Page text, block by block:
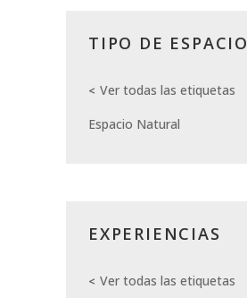
TIPO DE ESPACIO
Ver todas las etiquetas
Espacio Natural
EXPERIENCIAS
Ver todas las etiquetas